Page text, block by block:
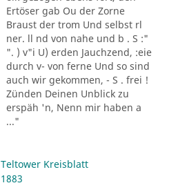
Ertöser gab Ou der Zorne
Braust der trom Und selbst rl
ner. ll nd von nahe und b . S :"
". ) v"i U) erden Jauchzend, :eie
durch v- von ferne Und so sind
auch wir gekommen, - S . frei !
Zünden Deinen Unblick zu
erspäh 'n, Nenn mir haben a
..."
Teltower Kreisblatt
1883